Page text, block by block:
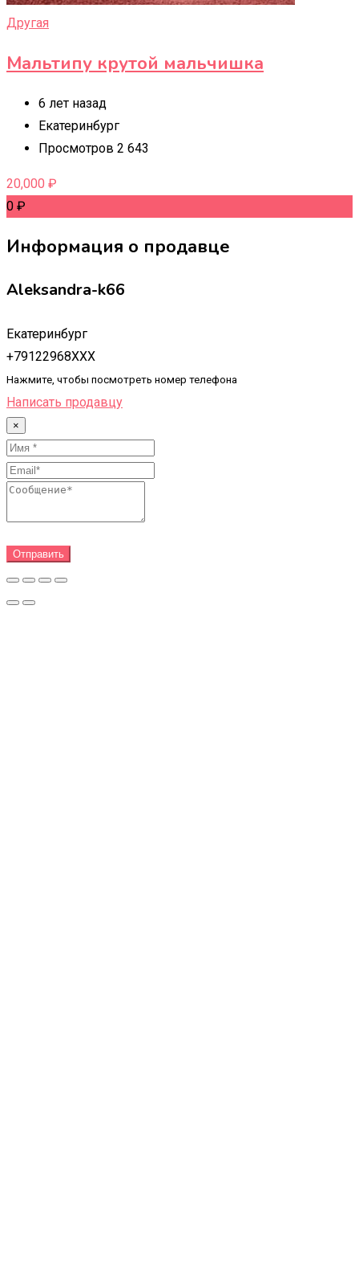
Другая
Мальтипу крутой мальчишка
6 лет назад
Екатеринбург
Просмотров 2 643
20,000 ₽
0 ₽
Информация о продавце
Aleksandra-k66
Екатеринбург
+79122968XXX
Нажмите, чтобы посмотреть номер телефона
Написать продавцу
×
Отправить